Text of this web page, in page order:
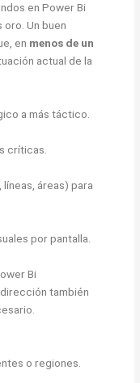
en Power Bi
oro. Un buen
en menos de un
actual de la
a más táctico.
críticas.
áreas) para
por pantalla.
Bi
también
o regiones.